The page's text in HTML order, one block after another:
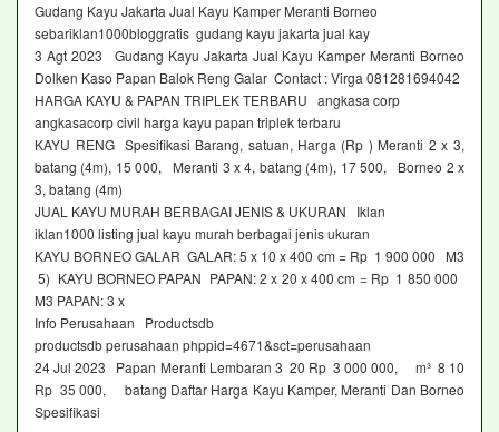
Gudang Kayu Jakarta Jual Kayu Kamper Meranti Borneo
sebariklan1000bloggratis gudang kayu jakarta jual kay
3 Agt 2023 Gudang Kayu Jakarta Jual Kayu Kamper Meranti Borneo
Dolken Kaso Papan Balok Reng Galar Contact : Virga 081281694042
HARGA KAYU & PAPAN TRIPLEK TERBARU angkasa corp
angkasacorp civil harga kayu papan triplek terbaru
KAYU RENG Spesifikasi Barang, satuan, Harga (Rp ) Meranti 2 x 3,
batang (4m), 15 000, Meranti 3 x 4, batang (4m), 17 500, Borneo 2 x
3, batang (4m)
JUAL KAYU MURAH BERBAGAI JENIS & UKURAN Iklan
iklan1000 listing jual kayu murah berbagai jenis ukuran
KAYU BORNEO GALAR GALAR: 5 x 10 x 400 cm = Rp 1 900 000 M3
5) KAYU BORNEO PAPAN PAPAN: 2 x 20 x 400 cm = Rp 1 850 000
M3 PAPAN: 3 x
Info Perusahaan Productsdb
productsdb perusahaan phppid=4671&sct=perusahaan
24 Jul 2023 Papan Meranti Lembaran 3 20 Rp 3 000 000, m³ 8 10
Rp 35 000, batang Daftar Harga Kayu Kamper, Meranti Dan Borneo
Spesifikasi